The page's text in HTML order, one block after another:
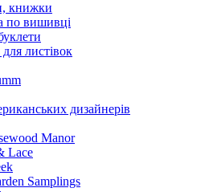
книжки
по вишивці
листівок
дизайнерів
Manor
Lace
Samplings